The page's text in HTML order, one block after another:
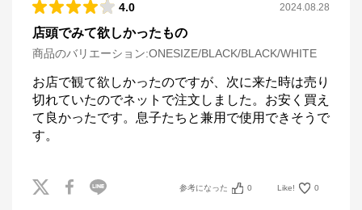
4.0 2024.08.28
店頭でみて欲しかったもの
商品のバリエーション:ONESIZE/BLACK/BLACK/WHITE
お店で観て欲しかったのですが、次に来た時は売り
切れていたのでネットで注文しました。お安く買え
て良かったです。息子たちと兼用で使用できそうで
す。
参考になった 0 Like! 0